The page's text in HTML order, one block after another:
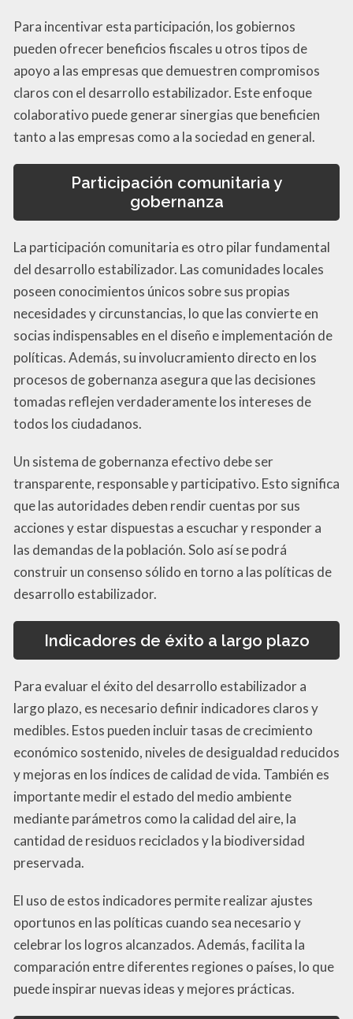
Para incentivar esta participación, los gobiernos
pueden ofrecer beneficios fiscales u otros tipos de
apoyo a las empresas que demuestren compromisos
claros con el desarrollo estabilizador. Este enfoque
colaborativo puede generar sinergias que beneficien
tanto a las empresas como a la sociedad en general.
Participación comunitaria y
gobernanza
La participación comunitaria es otro pilar fundamental
del desarrollo estabilizador. Las comunidades locales
poseen conocimientos únicos sobre sus propias
necesidades y circunstancias, lo que las convierte en
socias indispensables en el diseño e implementación de
políticas. Además, su involucramiento directo en los
procesos de gobernanza asegura que las decisiones
tomadas reflejen verdaderamente los intereses de
todos los ciudadanos.
Un sistema de gobernanza efectivo debe ser
transparente, responsable y participativo. Esto significa
que las autoridades deben rendir cuentas por sus
acciones y estar dispuestas a escuchar y responder a
las demandas de la población. Solo así se podrá
construir un consenso sólido en torno a las políticas de
desarrollo estabilizador.
Indicadores de éxito a largo plazo
Para evaluar el éxito del desarrollo estabilizador a
largo plazo, es necesario definir indicadores claros y
medibles. Estos pueden incluir tasas de crecimiento
económico sostenido, niveles de desigualdad reducidos
y mejoras en los índices de calidad de vida. También es
importante medir el estado del medio ambiente
mediante parámetros como la calidad del aire, la
cantidad de residuos reciclados y la biodiversidad
preservada.
El uso de estos indicadores permite realizar ajustes
oportunos en las políticas cuando sea necesario y
celebrar los logros alcanzados. Además, facilita la
comparación entre diferentes regiones o países, lo que
puede inspirar nuevas ideas y mejores prácticas.